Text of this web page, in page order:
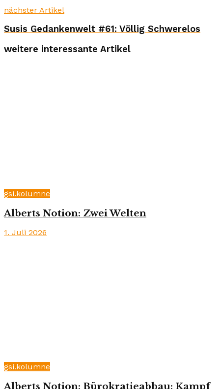
nächster Artikel
Susis Gedankenwelt #61: Völlig Schwerelos
weitere interessante Artikel
gsi.kolumne
Alberts Notion: Zwei Welten
1. Juli 2026
gsi.kolumne
Alberts Notion: Bürokratieabbau: Kampf